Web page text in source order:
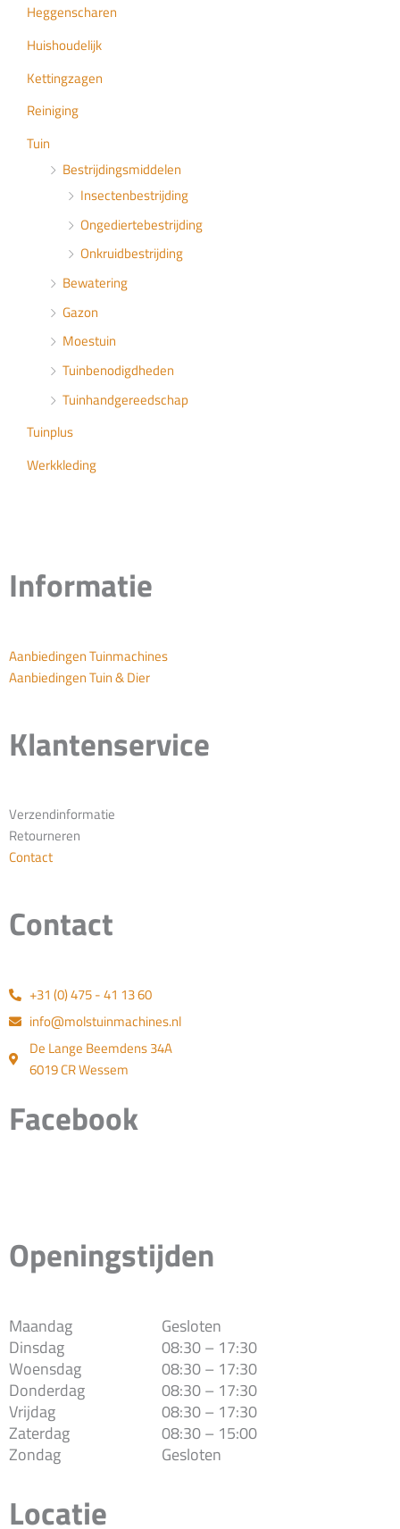
Heggenscharen
Huishoudelijk
Kettingzagen
Reiniging
Tuin
Bestrijdingsmiddelen
Insectenbestrijding
Ongediertebestrijding
Onkruidbestrijding
Bewatering
Gazon
Moestuin
Tuinbenodigdheden
Tuinhandgereedschap
Tuinplus
Werkkleding
Informatie
Aanbiedingen Tuinmachines
Aanbiedingen Tuin & Dier
Klantenservice
Verzendinformatie
Retourneren
Contact
Contact
+31 (0) 475 - 41 13 60
info@molstuinmachines.nl
De Lange Beemdens 34A
6019 CR Wessem
Facebook
Openingstijden
Maandag
Dinsdag
Woensdag
Donderdag
Vrijdag
Zaterdag
Zondag
Gesloten
08:30 – 17:30
08:30 – 17:30
08:30 – 17:30
08:30 – 17:30
08:30 – 15:00
Gesloten
Locatie